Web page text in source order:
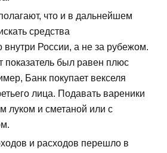
что и в дальнейшем
средства
России, а не за рубежом.
показатель был равен плюс
Банк покупает векселя
лица. Подавать вареники
луком и сметаной или с
и расходов перешло в